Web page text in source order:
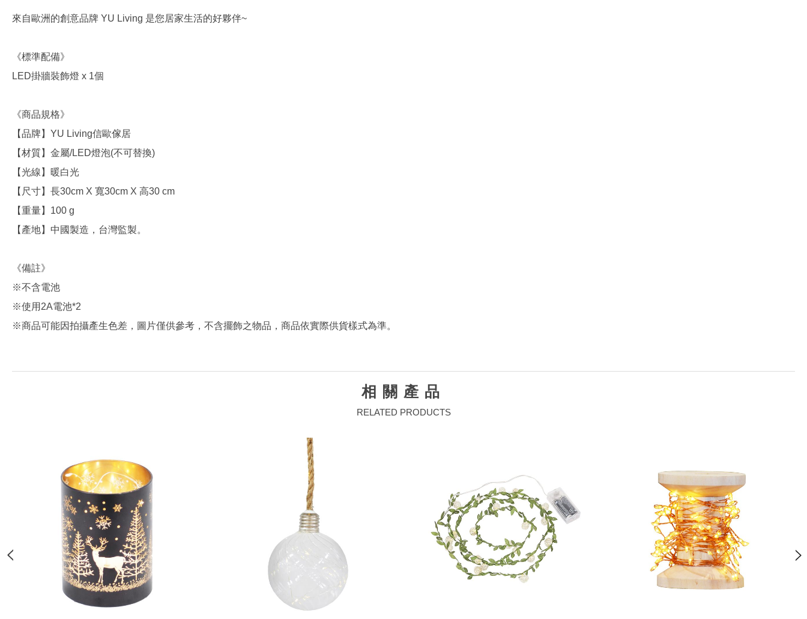
來自歐洲的創意品牌 YU Living 是您居家生活的好夥伴~
《標準配備》
LED掛牆裝飾燈 x 1個
《商品規格》
【品牌】YU Living信歐傢居
【材質】金屬/LED燈泡(不可替換)
【光線】暖白光
【尺寸】長30cm X 寬30cm X 高30 cm
【重量】100 g
【產地】中國製造，台灣監製。
《備註》
※不含電池
※使用2A電池*2
※商品可能因拍攝產生色差，圖片僅供參考，不含擺飾之物品，商品依實際供貨樣式為準。
相關產品
RELATED PRODUCTS